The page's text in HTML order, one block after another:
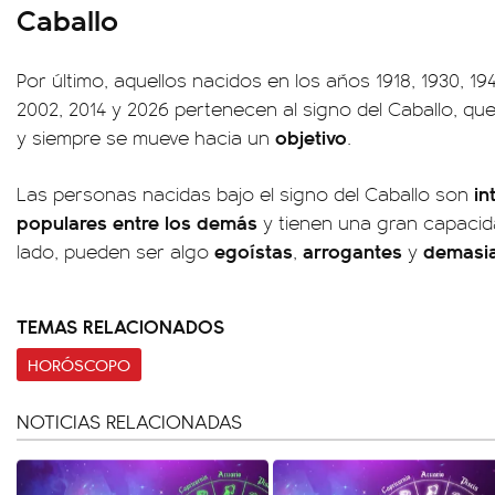
Caballo
Por último, aquellos nacidos en los años 1918, 1930,
2002, 2014 y 2026 pertenecen al signo del Caballo,
y siempre se mueve hacia un objetivo.
Las personas nacidas bajo el signo del Caballo son
populares entre los demás y tienen una gran
lado, pueden ser algo egoístas, arrogantes y
TEMAS RELACIONADOS
HORÓSCOPO
NOTICIAS RELACIONADAS